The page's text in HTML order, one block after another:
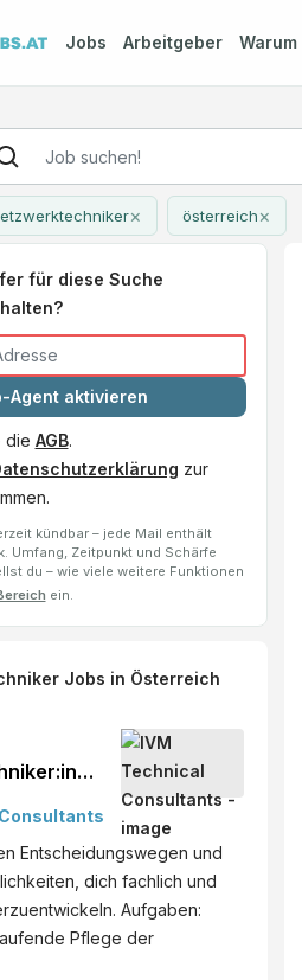
Jobs Arbeitgeber Warum
× österreich×
für diese Suche
Agent aktivieren
die AGB.
zur
kündbar – jede Mail enthält
Umfang, Zeitpunkt und Schärfe
du – wie viele weitere Funktionen
ein.
Jobs in Österreich
Entscheidungswegen und
dich fachlich und
Aufgaben:
Pflege der